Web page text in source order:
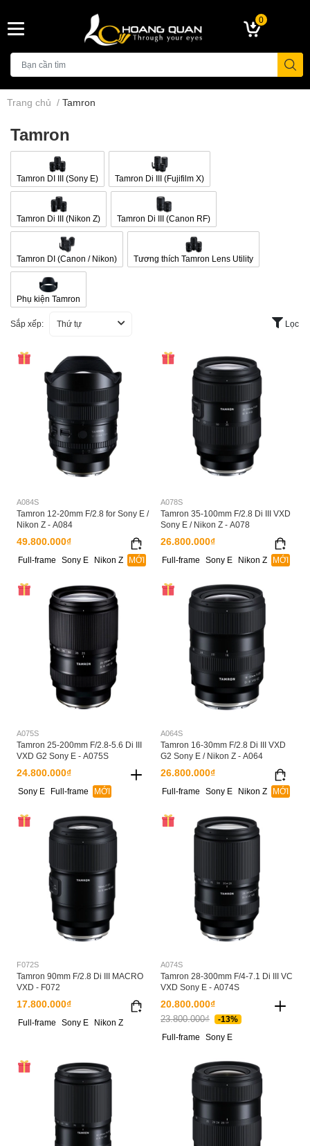
0
Trang chủ / Tamron
Tamron
Tamron DI III (Sony E) Tamron Di III (Fujifilm X)
Tamron Di III (Nikon Z) Tamron Di III (Canon RF)
Tamron DI (Canon / Nikon) Tương thích Tamron Lens Utility
Phụ kiện Tamron
Sắp xếp: Thứ tự Lọc
A084S
Tamron 12-20mm F/2.8 for Sony E /
Nikon Z - A084
49.800.000₫
Full-frame Sony E Nikon Z MỚI
A078S
Tamron 35-100mm F/2.8 Di III VXD
Sony E / Nikon Z - A078
26.800.000₫
Full-frame Sony E Nikon Z MỚI
A075S
Tamron 25-200mm F/2.8-5.6 Di III
VXD G2 Sony E - A075S
24.800.000₫
Sony E Full-frame MỚI
A064S
Tamron 16-30mm F/2.8 Di III VXD
G2 Sony E / Nikon Z - A064
26.800.000₫
Full-frame Sony E Nikon Z MỚI
F072S
Tamron 90mm F/2.8 Di III MACRO
VXD - F072
17.800.000₫
Full-frame Sony E Nikon Z
A074S
Tamron 28-300mm F/4-7.1 Di III VC
VXD Sony E - A074S
20.800.000₫
23.800.000₫
-13%
Full-frame Sony E